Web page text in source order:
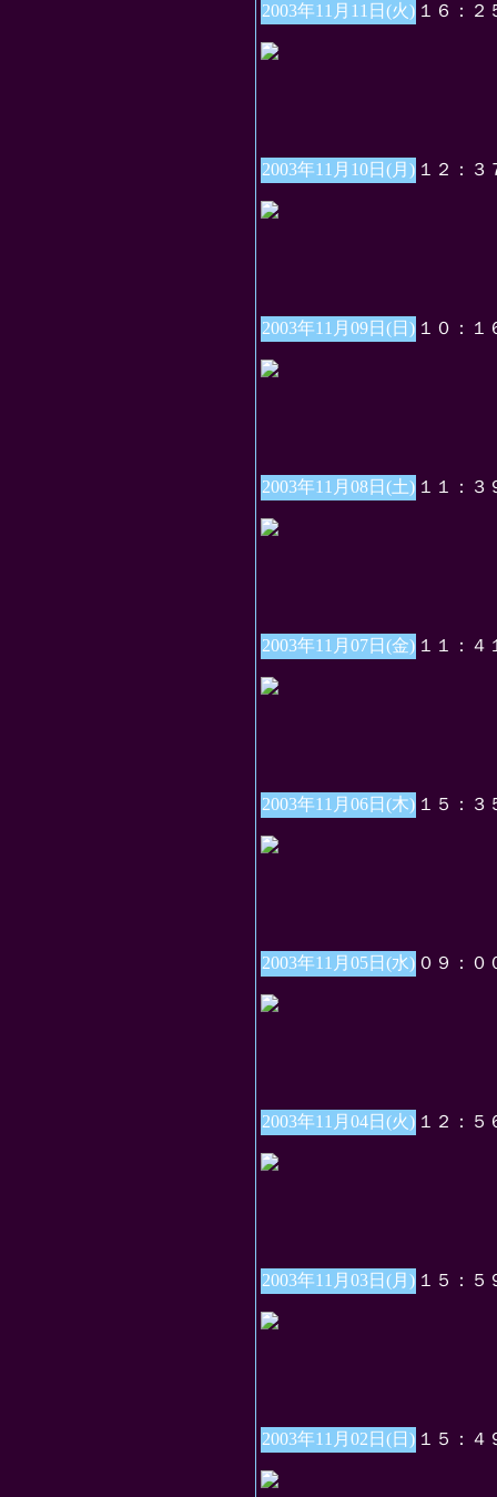
2003年11月11日(火) １６：２
2003年11月10日(月) １２：３
2003年11月09日(日) １０：１
2003年11月08日(土) １１：３
2003年11月07日(金) １１：４
2003年11月06日(木) １５：３
2003年11月05日(水) ０９：０
2003年11月04日(火) １２：５
2003年11月03日(月) １５：５
2003年11月02日(日) １５：４